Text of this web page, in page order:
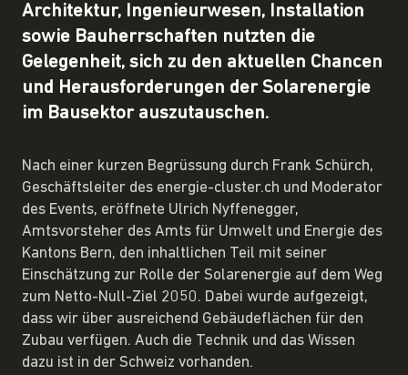
Architektur, Ingenieurwesen, Installation
sowie Bauherrschaften nutzten die
Gelegenheit, sich zu den aktuellen Chancen
und Herausforderungen der Solarenergie
im Bausektor auszutauschen.
Nach einer kurzen Begrüssung durch Frank Schürch,
Geschäftsleiter des energie-cluster.ch und Moderator
des Events, eröffnete Ulrich Nyffenegger,
Amtsvorsteher des Amts für Umwelt und Energie des
Kantons Bern, den inhaltlichen Teil mit seiner
Einschätzung zur Rolle der Solarenergie auf dem Weg
zum Netto-Null-Ziel 2050. Dabei wurde aufgezeigt,
dass wir über ausreichend Gebäudeflächen für den
Zubau verfügen. Auch die Technik und das Wissen
dazu ist in der Schweiz vorhanden.